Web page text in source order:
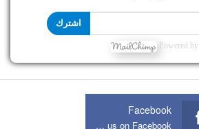
اشترك
Powered by
Facebook
Join us on Facebook